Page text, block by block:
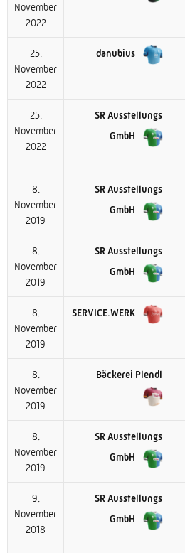
November
2022
25.
November
2022
danubius
25.
November
2022
SR Ausstellungs
GmbH
8.
November
2019
SR Ausstellungs
GmbH
8.
November
2019
SR Ausstellungs
GmbH
8.
November
2019
SERVICE.WERK
8.
November
2019
Bäckerei Plendl
8.
November
2019
SR Ausstellungs
GmbH
9.
November
2018
SR Ausstellungs
GmbH